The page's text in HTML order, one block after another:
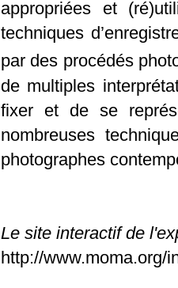
appropriées et
techniques
par des procédés
de multiples
fixer et de se
nombreuses
photographes
Le site interactif de
http://www.moma.org/